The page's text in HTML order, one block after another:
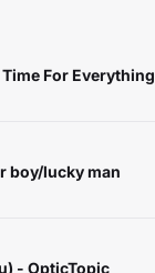
For Everything
boy/lucky man
- OpticTopic